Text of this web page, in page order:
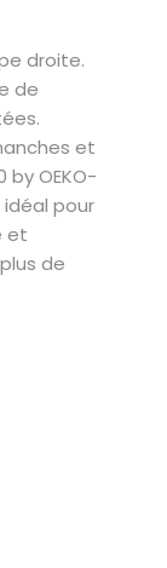
droite.
de
et
by OEKO-
idéal pour
et
de